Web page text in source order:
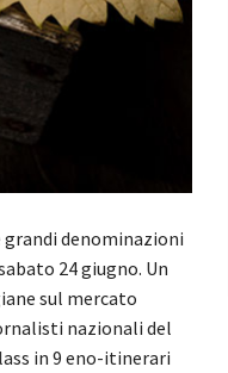
denominazioni
24 giugno. Un
sul mercato
nazionali del
in 9 eno-itinerari